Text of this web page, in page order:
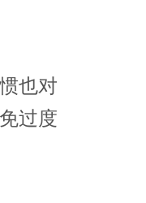
也对
过度